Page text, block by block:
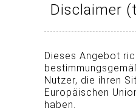
Disclaimer
Dieses Angebot
Nutzer, die ihren
Europäischen
haben.